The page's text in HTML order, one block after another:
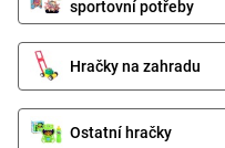
sportovní potřeby
Hračky na zahradu
Ostatní hračky